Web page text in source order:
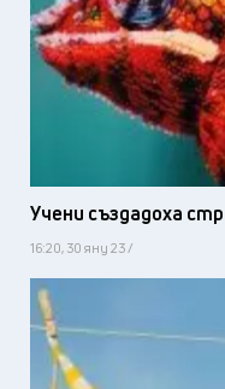
Учени създадоха
16:20, 30 яну 23 /